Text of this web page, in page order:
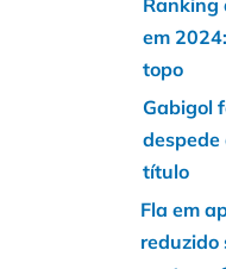
em
topo
Gabigol
despede
título
Fla em
reduzido